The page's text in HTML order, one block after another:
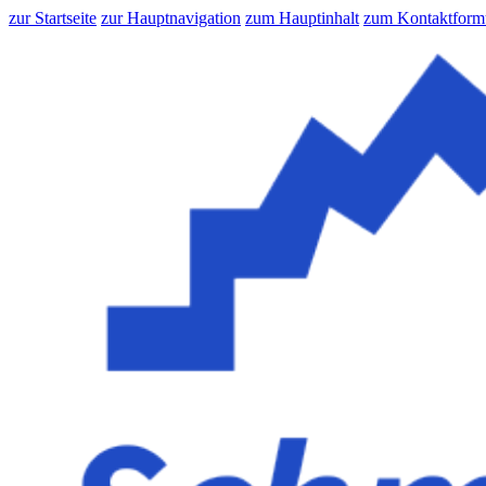
zur Startseite zur Hauptnavigation zum Hauptinhalt zum